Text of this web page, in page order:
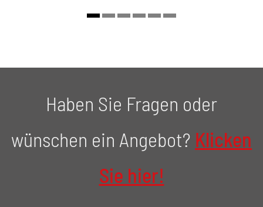
Haben Sie Fragen oder
wünschen ein Angebot? Klicken
Sie hier!